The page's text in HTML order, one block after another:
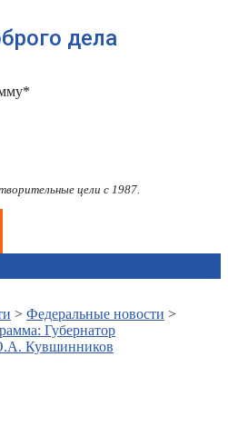
дела
цели с 1987.
> Федеральные новости >
Губернатор
Кувшинников